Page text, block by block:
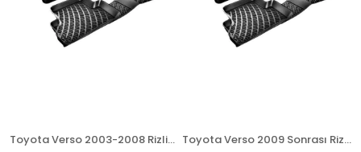
Toyota Verso 2003-2008 Rizline 3D Havuzlu Paspas Toyota Verso 2009 Sonrası Rizline 3D Havuzlu Paspas